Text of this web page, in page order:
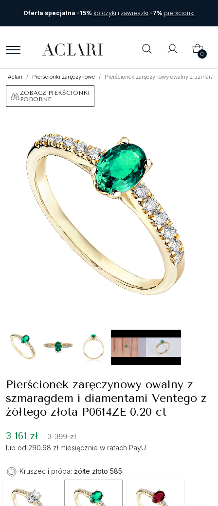
Oferta specjalna -15% kolczyki i zawieszki -7% pierścionki
0
Aclari Pierścionki zaręczynowe Pierścionek zaręczynowy owalny z
ZOBACZ PIERŚCIONKI
PODOBNE
Pierścionek zaręczynowy owalny z
szmaragdem i diamentami Ventego z
żółtego złota P0614ZE 0.20 ct
3 161 zł 3 399 zł
lub od 290.98 zł miesięcznie w ratach PayU
Kruszec i próba: żółte złoto 585